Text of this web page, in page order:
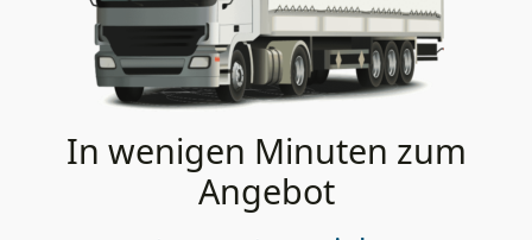
In wenigen Minuten zum
Angebot